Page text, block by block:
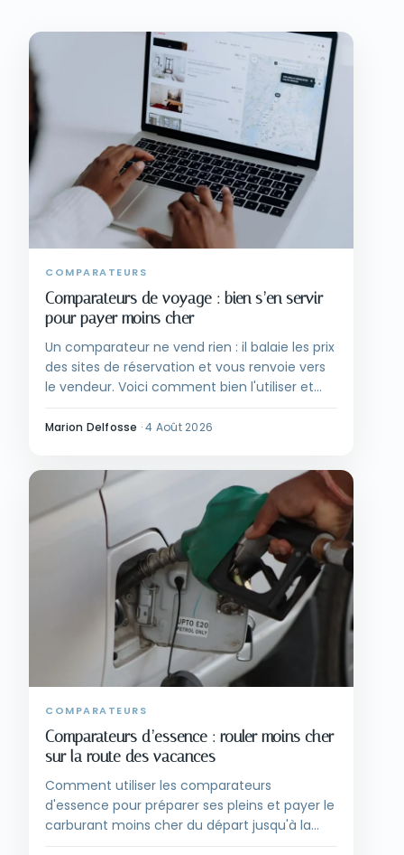
COMPARATEURS
Comparateurs de voyage : bien s’en servir
pour payer moins cher
Un comparateur ne vend rien : il balaie les prix
des sites de réservation et vous renvoie vers
le vendeur. Voici comment bien l'utiliser et
quand réserver en direct.
Marion Delfosse ·4 Août 2026
COMPARATEURS
Comparateurs d’essence : rouler moins cher
sur la route des vacances
Comment utiliser les comparateurs
d'essence pour préparer ses pleins et payer le
carburant moins cher du départ jusqu'à la
destination.